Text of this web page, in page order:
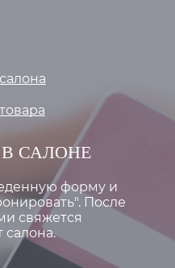
САЛОНЕ
форму и
После
свяжется
салона.